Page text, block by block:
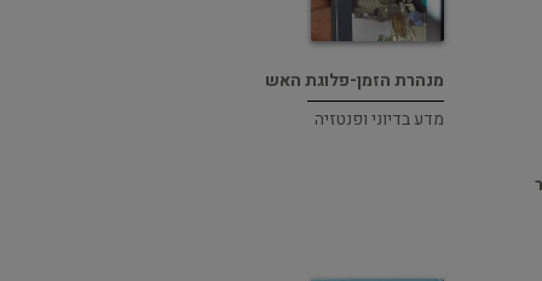
מנהרת הזמן-פלוגת האש
מדע בדיוני ופנטזיה